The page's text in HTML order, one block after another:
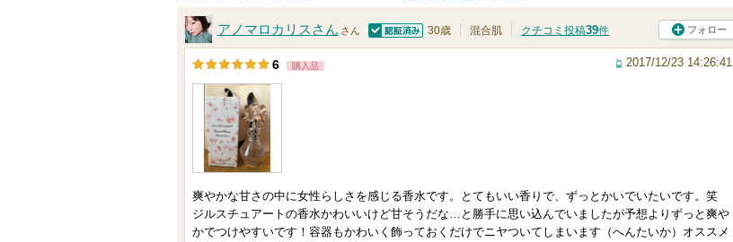
アノマロカリスさん さん
認証済
30歳 混合肌 クチコミ投稿39件 フォロー
6 購入品 2017/12/23 14:26:41
爽やかな甘さの中に女性らしさを感じる香水です。とてもいい香りで、ずっとかいでいたいです。笑
ジルスチュアートの香水かわいいけど甘そうだな…と勝手に思い込んでいましたが予想よりずっと爽や
かでつけやすいです！容器もかわいく飾っておくだけでニヤついてしまいます（へんたいか）オススメ